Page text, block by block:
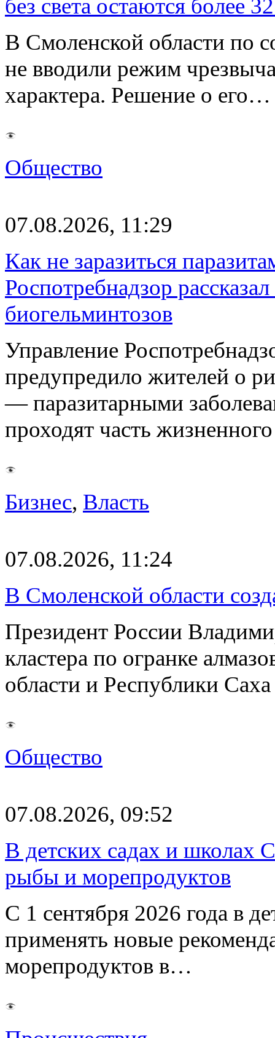
без света остаются более
В Смоленской области по
не вводили режим
характера. Решение о его…
Общество
07.08.2026, 11:29
Как не заразиться
Роспотребнадзор
биогельминтозов
Управление
предупредило жителей о
— паразитарными
проходят часть
Бизнес, Власть
07.08.2026, 11:24
В Смоленской области
Президент России
кластера по огранке
области и Республики
Общество
07.08.2026, 09:52
В детских садах и школах
рыбы и морепродуктов
С 1 сентября 2026 года в
применять новые
морепродуктов в…